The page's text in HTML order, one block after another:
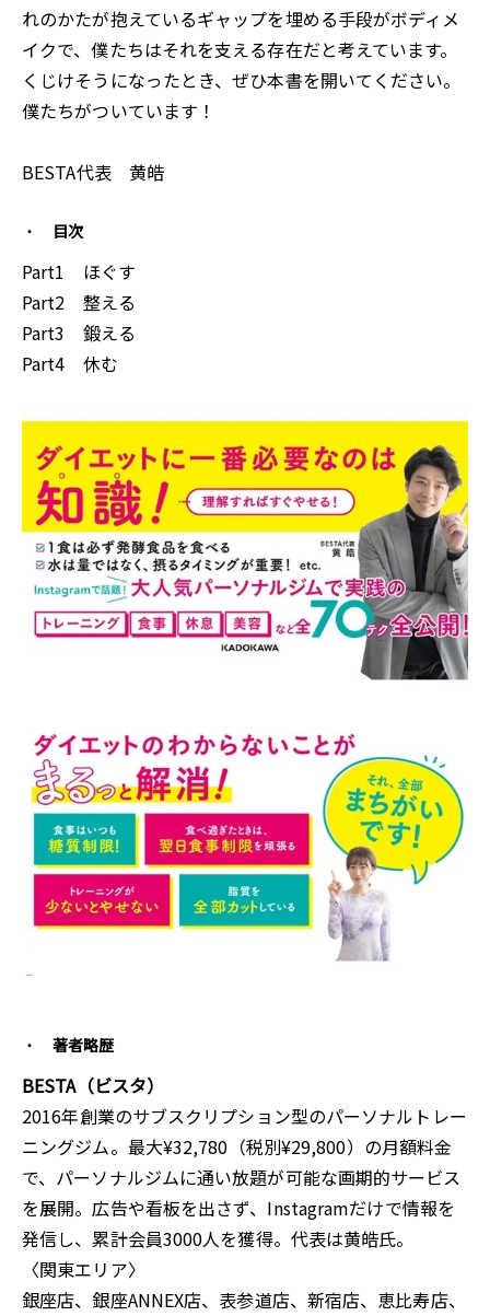
れのかたが抱えているギャップを埋める手段がボディメ
イクで、僕たちはそれを支える存在だと考えています。
くじけそうになったとき、ぜひ本書を開いてください。
僕たちがついています！
BESTA代表 黄皓
目次
Part1 ほぐす
Part2 整える
Part3 鍛える
Part4 休む
著者略歴
BESTA（ビスタ）
2016年創業のサブスクリプション型のパーソナルトレー
ニングジム。最大¥32,780（税別¥29,800）の月額料金
で、パーソナルジムに通い放題が可能な画期的サービス
を展開。広告や看板を出さず、Instagramだけで情報を
発信し、累計会員3000人を獲得。代表は黄皓氏。
〈関東エリア〉
銀座店、銀座ANNEX店、表参道店、新宿店、恵比寿店、